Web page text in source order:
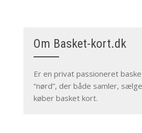
Om Basket-kort.dk
Er en privat passioneret
“nørd”, der både samler,
køber basket kort.